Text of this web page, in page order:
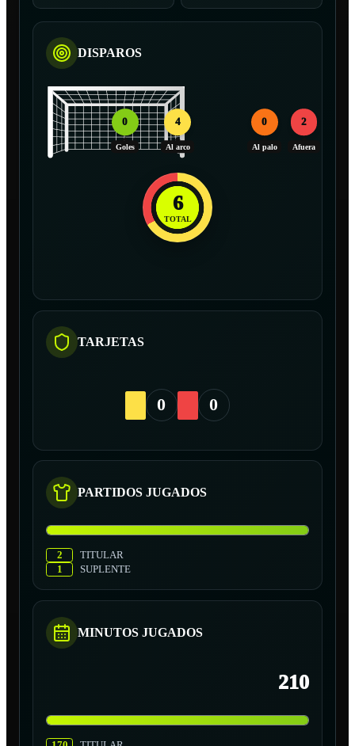
DISPAROS
0
Goles
4
Al arco
0
Al palo
2
Afuera
6
TOTAL
TARJETAS
0 0
PARTIDOS JUGADOS
2
TITULAR
1
SUPLENTE
MINUTOS JUGADOS
210